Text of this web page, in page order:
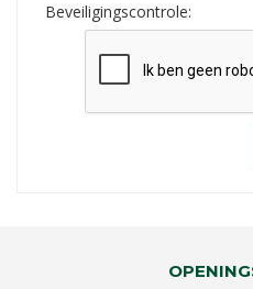
Beveiligingscontrole: